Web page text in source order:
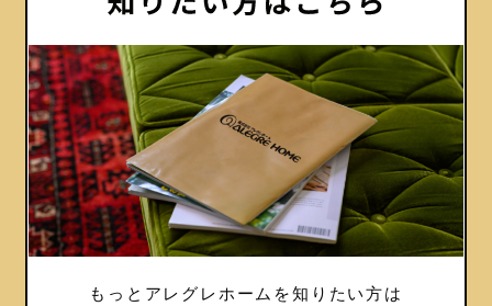
もっとアレグレホームを知りたい方は